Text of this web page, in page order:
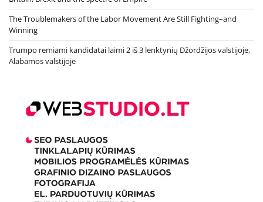
The Troublemakers of the Labor Movement Are Still Fighting–and
Winning
Trumpo remiami kandidatai laimi 2 iš 3 lenktynių Džordžijos valstijoje,
Alabamos valstijoje